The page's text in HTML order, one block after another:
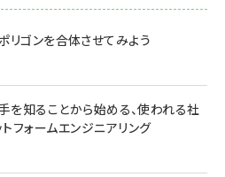
リゴンを合体させてみよう
を知ることから始める、使われる社
フォームエンジニアリング